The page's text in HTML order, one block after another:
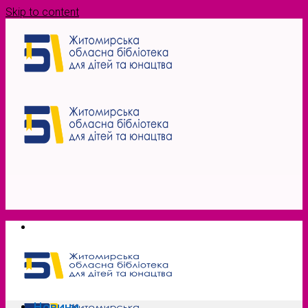
Skip to content